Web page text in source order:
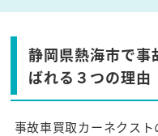
静岡県熱海市で事
ばれる３つの理由
事故車買取カーネクス